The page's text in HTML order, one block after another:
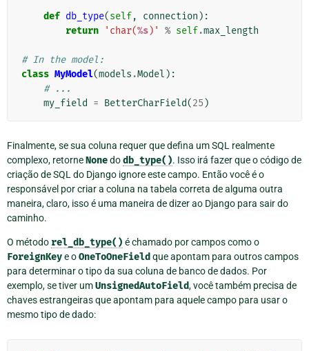
def db_type(self, connection ):
return
'char(%s)' % self.max_length
# In the model:
class MyModel(models .Model ):
# ...
my_field
= BetterCharField(25 )
Finalmente, se sua coluna requer que defina um SQL realmente
complexo, retorneNonedodb_type(). Isso irá fazer que o código de
criação de SQL do Django ignore este campo. Então você é o
responsável por criar a coluna na tabela correta de alguma outra
maneira, claro, isso é uma maneira de dizer ao Django para sair do
caminho.
O método rel_db_type() é chamado por campos como o
ForeignKeye oOneToOneField que apontam para outros campos
para determinar o tipo da sua coluna de banco de dados. Por
exemplo, se tiver umUnsignedAutoField, você também precisa de
chaves estrangeiras que apontam para aquele campo para usar o
mesmo tipo de dado: